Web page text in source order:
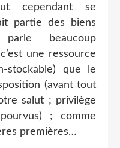
cependant se
partie des biens
beaucoup
une ressource
stockable) que le
(avant tout
salut ; privilège
; comme
premières…